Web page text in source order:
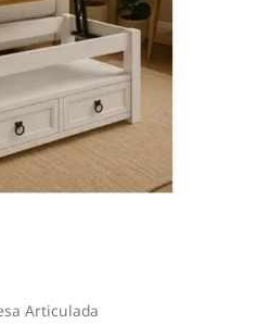
Articulada